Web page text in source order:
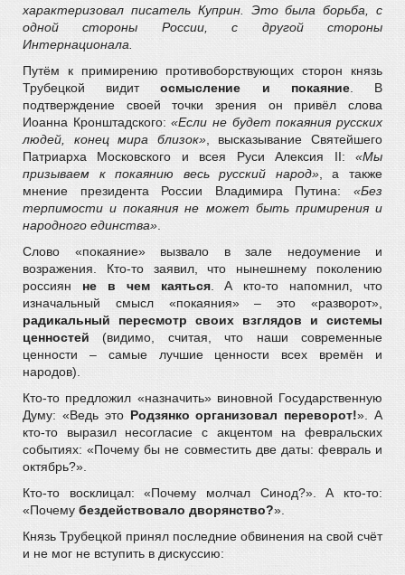
характеризовал писатель Куприн. Это была борьба, с
одной стороны России, с другой стороны
Интернационала.
Путём к примирению противоборствующих сторон князь
Трубецкой видитосмысление и покаяние. В
подтверждение своей точки зрения он привёл слова
Иоанна Кронштадского:«Если не будет покаяния русских
людей, конец мира близок», высказывание Святейшего
Патриарха Московского и всея Руси Алексия II: «Мы
призываем к покаянию весь русский народ», а также
мнение президента России Владимира Путина: «Без
терпимости и покаяния не может быть примирения и
народного единства».
Слово «покаяние» вызвало в зале недоумение и
возражения. Кто-то заявил, что нынешнему поколению
россиян не в чем каяться. А кто-то напомнил, что
изначальный смысл «покаяния» – это «разворот»,
радикальный пересмотр своих взглядов и системы
ценностей (видимо, считая, что наши современные
ценности – самые лучшие ценности всех времён и
народов).
Кто-то предложил «назначить» виновной Государственную
Думу: «Ведь это Родзянко организовал переворот!». А
кто-то выразил несогласие с акцентом на февральских
событиях: «Почему бы не совместить две даты: февраль и
октябрь?».
Кто-то восклицал: «Почему молчал Синод?». А кто-то:
«Почему бездействовало дворянство?».
Князь Трубецкой принял последние обвинения на свой счёт
и не мог не вступить в дискуссию: